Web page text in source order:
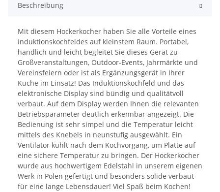
Beschreibung
Mit diesem Hockerkocher haben Sie alle Vorteile eines
Induktionskochfeldes auf kleinstem Raum. Portabel,
handlich und leicht begleitet Sie dieses Gerät zu
Großveranstaltungen, Outdoor-Events, Jahrmärkte und
Vereinsfeiern oder ist als Ergänzungsgerät in Ihrer
Küche im Einsatz! Das Induktionskochfeld und das
elektronische Display sind bündig und qualitätvoll
verbaut. Auf dem Display werden Ihnen die relevanten
Betriebsparameter deutlich erkennbar angezeigt. Die
Bedienung ist sehr simpel und die Temperatur leicht
mittels des Knebels in neunstufig ausgewählt. Ein
Ventilator kühlt nach dem Kochvorgang, um Platte auf
eine sichere Temperatur zu bringen. Der Hockerkocher
wurde aus hochwertigem Edelstahl in unserem eigenen
Werk in Polen gefertigt und besonders solide verbaut
für eine lange Lebensdauer! Viel Spaß beim Kochen!